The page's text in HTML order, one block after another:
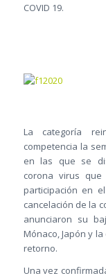
COVID 19.
La categoría
competencia la
en las que se
corona virus
participación en
cancelación de la
anunciaron su
Mónaco, Japón y
retorno.
Una vez